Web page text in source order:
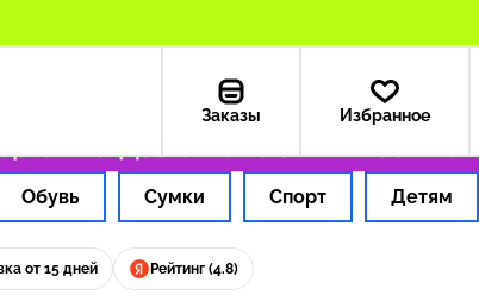
Заказы Избранное
РФ Доставка из США — 199 ₽
Обувь Сумки Спорт Детям
от 15 дней Рейтинг (4.8)